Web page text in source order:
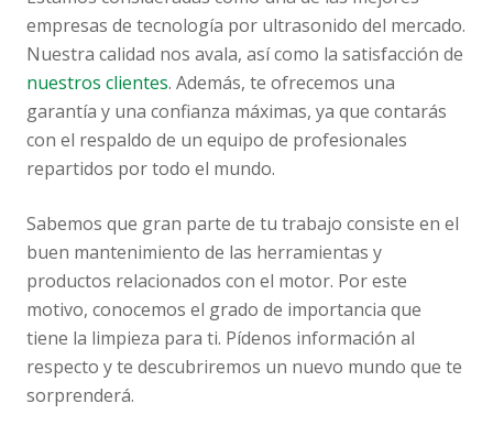
empresas de tecnología por ultrasonido del mercado.
Nuestra calidad nos avala, así como la satisfacción de
nuestros clientes. Además, te ofrecemos una
garantía y una confianza máximas, ya que contarás
con el respaldo de un equipo de profesionales
repartidos por todo el mundo.
Sabemos que gran parte de tu trabajo consiste en el
buen mantenimiento de las herramientas y
productos relacionados con el motor. Por este
motivo, conocemos el grado de importancia que
tiene la limpieza para ti. Pídenos información al
respecto y te descubriremos un nuevo mundo que te
sorprenderá.